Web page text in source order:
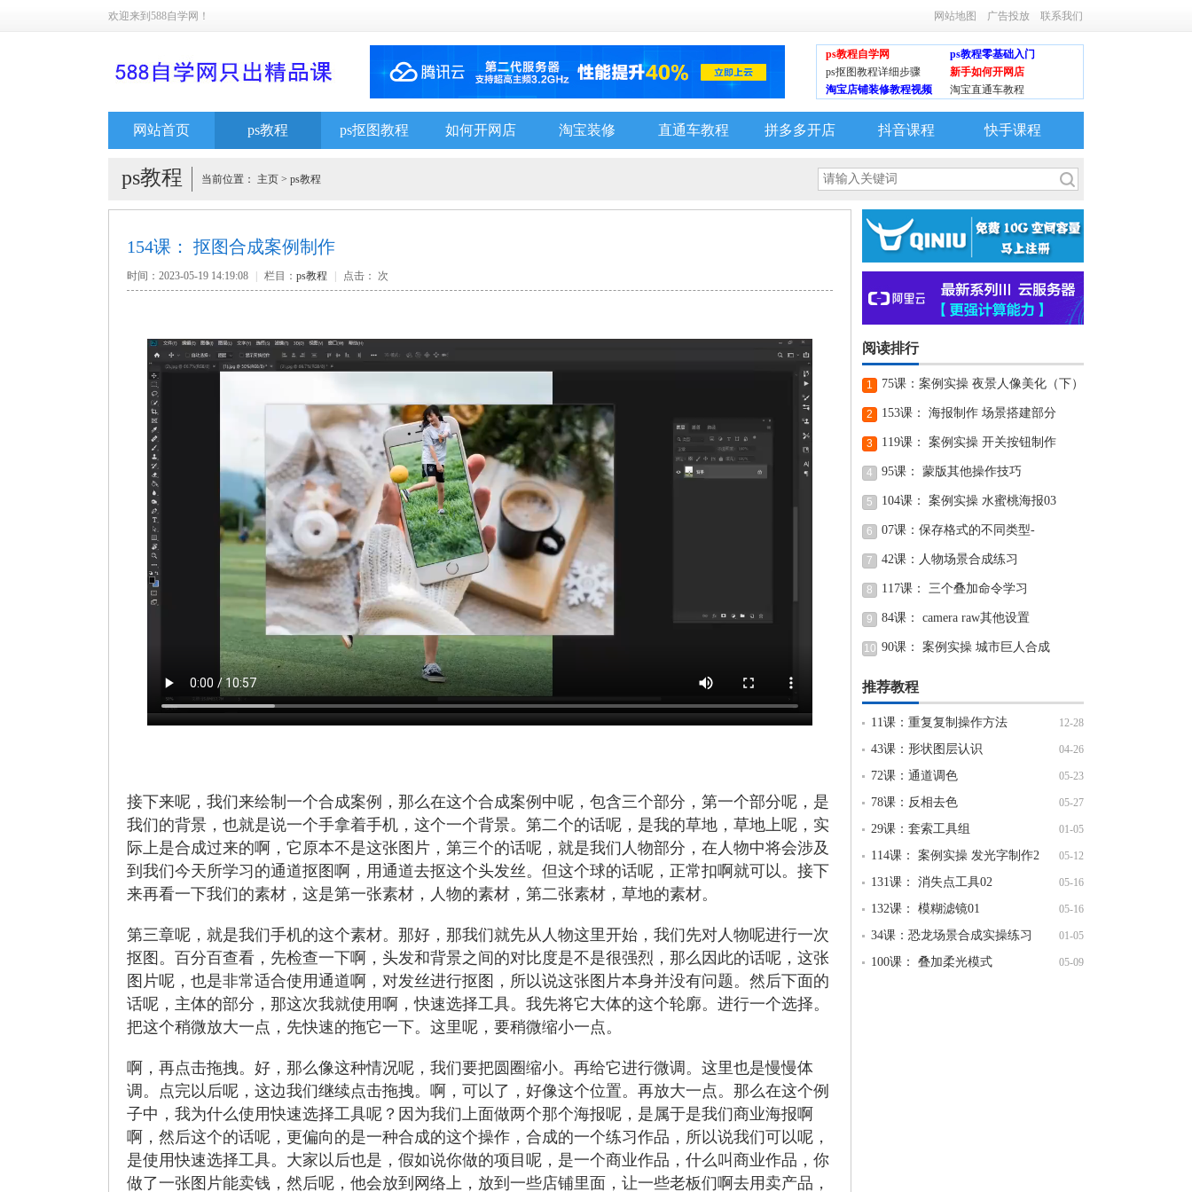
欢迎来到588自学网！ 网站地图 广告投放 联系我们
ps教程自学网
ps教程零基础入门
ps抠图教程详细步骤
新手如何开网店
淘宝店铺装修教程视频
淘宝直通车教程
网站首页 ps教程 ps抠图教程 如何开网店 淘宝装修 直通车教程 拼多多开店 抖音课程 快手课程
ps教程 当前位置： 主页 > ps教程
154课： 抠图合成案例制作
时间：2023-05-19 14:19:08 栏目： ps教程 点击： 次
接下来呢，我们来绘制一个合成案例，那么在这个合成案例中呢，包含三个部分，第一个部分呢，是
我们的背景，也就是说一个手拿着手机，这个一个背景。第二个的话呢，是我的草地，草地上呢，实
际上是合成过来的啊，它原本不是这张图片，第三个的话呢，就是我们人物部分，在人物中将会涉及
到我们今天所学习的通道抠图啊，用通道去抠这个头发丝。但这个球的话呢，正常扣啊就可以。接下
来再看一下我们的素材，这是第一张素材，人物的素材，第二张素材，草地的素材。
第三章呢，就是我们手机的这个素材。那好，那我们就先从人物这里开始，我们先对人物呢进行一次
抠图。百分百查看，先检查一下啊，头发和背景之间的对比度是不是很强烈，那么因此的话呢，这张
图片呢，也是非常适合使用通道啊，对发丝进行抠图，所以说这张图片本身并没有问题。然后下面的
话呢，主体的部分，那这次我就使用啊，快速选择工具。我先将它大体的这个轮廓。进行一个选择。
把这个稍微放大一点，先快速的拖它一下。这里呢，要稍微缩小一点。
啊，再点击拖拽。好，那么像这种情况呢，我们要把圆圈缩小。再给它进行微调。这里也是慢慢体
调。点完以后呢，这边我们继续点击拖拽。啊，可以了，好像这个位置。再放大一点。那么在这个例
子中，我为什么使用快速选择工具呢？因为我们上面做两个那个海报呢，是属于是我们商业海报啊
啊，然后这个的话呢，更偏向的是一种合成的这个操作，合成的一个练习作品，所以说我们可以呢，
是使用快速选择工具。大家以后也是，假如说你做的项目呢，是一个商业作品，什么叫商业作品，你
做了一张图片能卖钱，然后呢，他会放到网络上，放到一些店铺里面，让一些老板们啊去用卖产品，
阅读排行
1 75课：案例实操 夜景人像美化（下）
2 153课： 海报制作 场景搭建部分
3 119课： 案例实操 开关按钮制作
4 95课： 蒙版其他操作技巧
5 104课： 案例实操 水蜜桃海报03
6
07课：保存格式的不同类型-
photoshop教程
7 42课：人物场景合成练习
8 117课： 三个叠加命令学习
9 84课： camera raw其他设置
10 90课： 案例实操 城市巨人合成
推荐教程
12-28
11课：重复复制操作方法
04-26
43课：形状图层认识
05-23
72课：通道调色
05-27
78课：反相去色
01-05
29课：套索工具组
05-12
114课： 案例实操 发光字制作2
05-16
131课： 消失点工具02
05-16
132课： 模糊滤镜01
01-05
34课：恐龙场景合成实操练习
05-09
100课： 叠加柔光模式